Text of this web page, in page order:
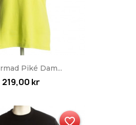
Piké Dam...
219,00 kr
favorite_border